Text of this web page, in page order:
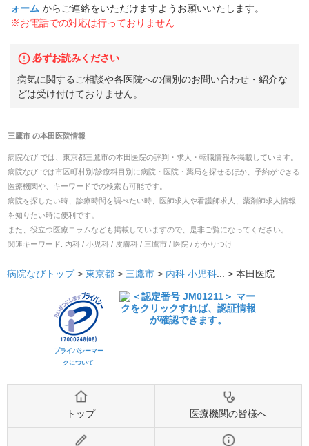
ォーム からご連絡をいただけますようお願いいたします。
※お電話での対応は行っておりません
必ずお読みください
病気に関するご相談や各医院への個別のお問い合わせ・紹介な
どは受け付けておりません。
三鷹市の本田医院情報
病院なび では、 東京都三鷹市の本田医院の評判・求人・転職情報を掲載しています。
病院なび では市区町村別/診療科目別に病院・医院・薬局を探せるほか、予約ができる
医療機関や、キーワードでの検索も可能です。
病院を探したい時、診療時間を調べたい時、医師求人や看護師求人、薬剤師求人情報
を知りたい時に便利です。
また、役立つ医療コラムなども掲載していますので、是非ご覧になってください。
関連キーワード: 内科 / 小児科 / 皮膚科 / 三鷹市 / 医院 / かかりつけ
病院なびトップ > 東京都 > 三鷹市 > 内科 小児科... > 本田医院
プライバシーマー
クについて
トップ 医療機関の皆様へ